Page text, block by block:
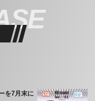
を7月末に